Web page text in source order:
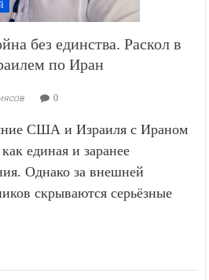
без единства. Раскол в
США и Израиля с Ираном
единая и заранее
Однако за внешней
скрываются серьёзные